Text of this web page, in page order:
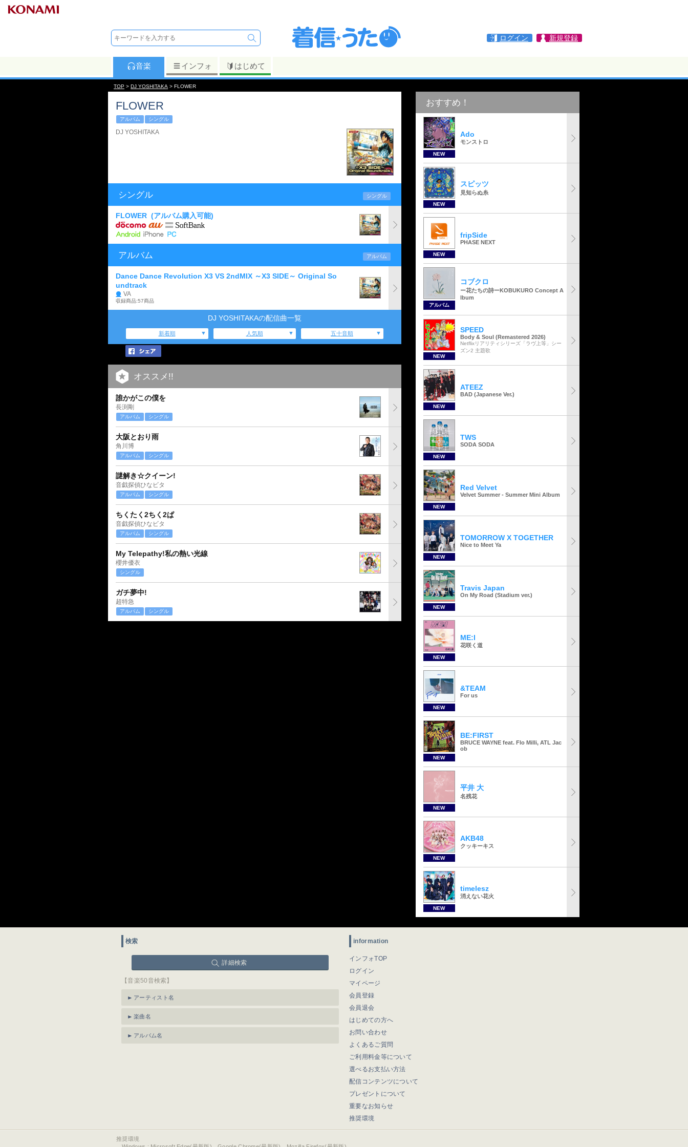
ログイン 新規登録
音楽 インフォ はじめて
TOP > DJ YOSHITAKA > FLOWER
FLOWER
アルバム シングル
DJ YOSHITAKA
シングル シングル
FLOWER (アルバム購入可能)
アルバム アルバム
Dance Dance Revolution X3 VS 2ndMIX ～X3 SIDE～ Original So
undtrack
VA
収録商品:57商品
DJ YOSHITAKAの配信曲一覧
新着順 人気順 五十音順
オススメ!!
誰かがこの僕を
長渕剛
アルバム シングル
大阪とおり雨
角川博
アルバム シングル
謎解き☆クイーン!
音戯探偵ひなビタ
アルバム シングル
ちくたく2ちく2ぱ
音戯探偵ひなビタ
アルバム シングル
My Telepathy!私の熱い光線
櫻井優衣
シングル
ガチ夢中!
超特急
アルバム シングル
おすすめ！
NEW
Ado
モンストロ
NEW
スピッツ
見知らぬ糸
NEW
fripSide
PHASE NEXT
アルバム
コブクロ
ー花たちの詩ーKOBUKURO Concept A
lbum
NEW
SPEED
Body & Soul (Remastered 2026)
Netflixリアリティシリーズ「ラヴ上等」シー
ズン2 主題歌
NEW
ATEEZ
BAD (Japanese Ver.)
NEW
TWS
SODA SODA
NEW
Red Velvet
Velvet Summer - Summer Mini Album
NEW
TOMORROW X TOGETHER
Nice to Meet Ya
NEW
Travis Japan
On My Road (Stadium ver.)
NEW
ME:I
花咲く道
NEW
&TEAM
For us
NEW
BE:FIRST
BRUCE WAYNE feat. Flo Milli, ATL Jac
ob
NEW
平井 大
名残花
NEW
AKB48
クッキーキス
NEW
timelesz
消えない花火
検索
詳細検索
【音楽50音検索】
アーティスト名
楽曲名
アルバム名
information
インフォTOP
ログイン
マイページ
会員登録
会員退会
はじめての方へ
お問い合わせ
よくあるご質問
ご利用料金等について
選べるお支払い方法
配信コンテンツについて
プレゼントについて
重要なお知らせ
推奨環境
推奨環境